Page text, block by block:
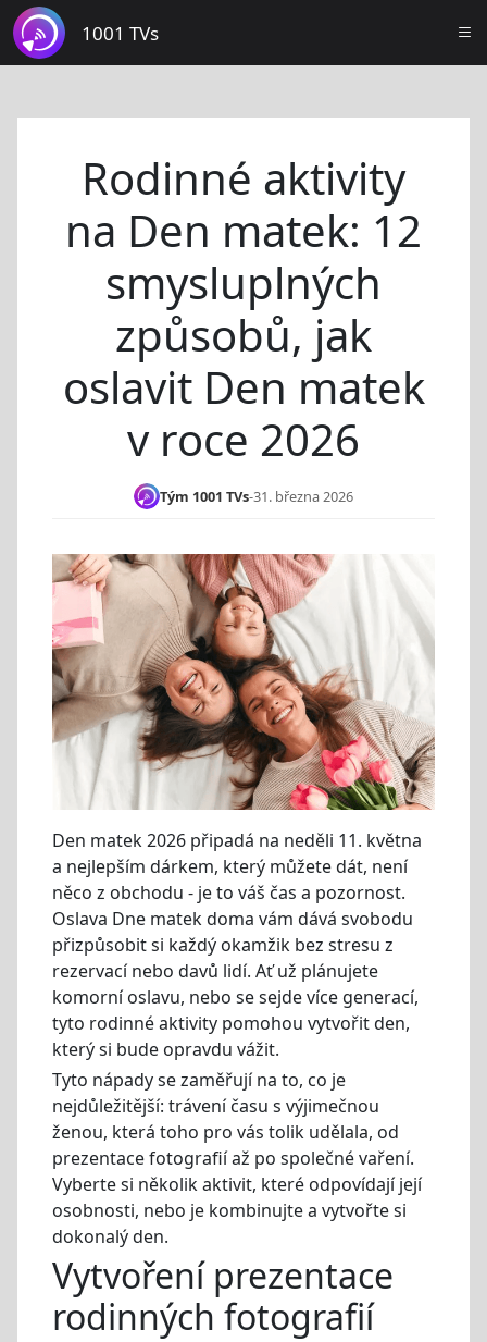
1001 TVs
Rodinné aktivity
na Den matek: 12
smysluplných
způsobů, jak
oslavit Den matek
v roce 2026
Tým 1001 TVs-31. března 2026
Den matek 2026 připadá na neděli 11. května
a nejlepším dárkem, který můžete dát, není
něco z obchodu - je to váš čas a pozornost.
Oslava Dne matek doma vám dává svobodu
přizpůsobit si každý okamžik bez stresu z
rezervací nebo davů lidí. Ať už plánujete
komorní oslavu, nebo se sejde více generací,
tyto rodinné aktivity pomohou vytvořit den,
který si bude opravdu vážit.
Tyto nápady se zaměřují na to, co je
nejdůležitější: trávení času s výjimečnou
ženou, která toho pro vás tolik udělala, od
prezentace fotografií až po společné vaření.
Vyberte si několik aktivit, které odpovídají její
osobnosti, nebo je kombinujte a vytvořte si
dokonalý den.
Vytvoření prezentace
rodinných fotografií